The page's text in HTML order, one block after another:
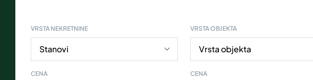
VRSTA NEKRETNINE VRSTA OBJEKTA
CENA CENA